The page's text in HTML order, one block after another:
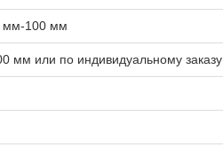
мм-100 мм
или по индивидуальному заказу